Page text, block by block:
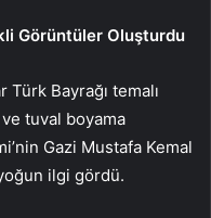
Görüntüler Oluşturdu
Türk Bayrağı temalı
ve tuval boyama
Gazi Mustafa Kemal
ilgi gördü.